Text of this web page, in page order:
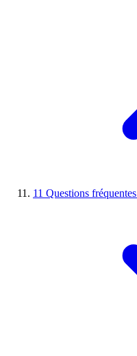
11 Questions fréquentes